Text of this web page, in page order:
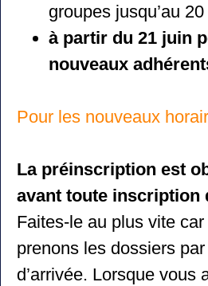
News
ARNAS
Arnas, fermé du 11
août.
Gleizé, fermé du
groupes jusqu’au
à partir du 21 juin
nouveaux
Pour les nouveaux
La préinscription est
avant toute inscription
Faites-le au plus vite
prenons les dossiers
d’arrivée. Lorsque vous